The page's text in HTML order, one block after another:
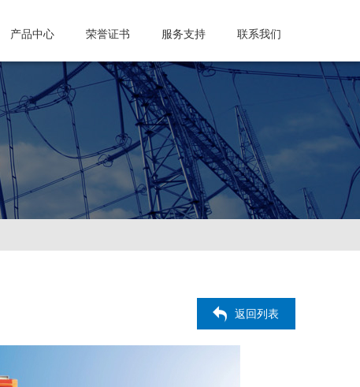
产品中心 荣誉证书 服务支持 联系我们
返回列表